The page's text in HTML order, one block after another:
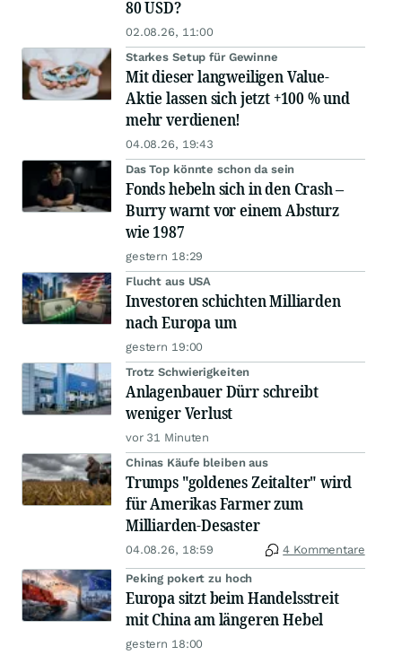
80 USD?
02.08.26, 11:00
Starkes Setup für Gewinne
Mit dieser langweiligen Value-
Aktie lassen sich jetzt +100 % und
mehr verdienen!
04.08.26, 19:43
Das Top könnte schon da sein
Fonds hebeln sich in den Crash –
Burry warnt vor einem Absturz
wie 1987
gestern 18:29
Flucht aus USA
Investoren schichten Milliarden
nach Europa um
gestern 19:00
Trotz Schwierigkeiten
Anlagenbauer Dürr schreibt
weniger Verlust
vor 31 Minuten
Chinas Käufe bleiben aus
Trumps "goldenes Zeitalter" wird
für Amerikas Farmer zum
Milliarden-Desaster
04.08.26, 18:59 4 Kommentare
Peking pokert zu hoch
Europa sitzt beim Handelsstreit
mit China am längeren Hebel
gestern 18:00